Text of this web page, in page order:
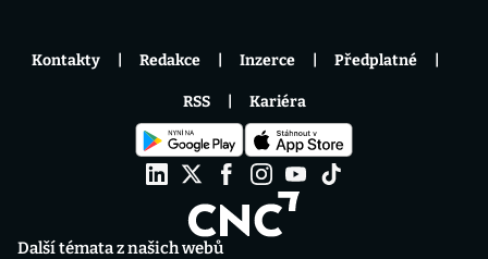
Další témata z našich webů
Kontakty Redakce Inzerce Předplatné
RSS Kariéra